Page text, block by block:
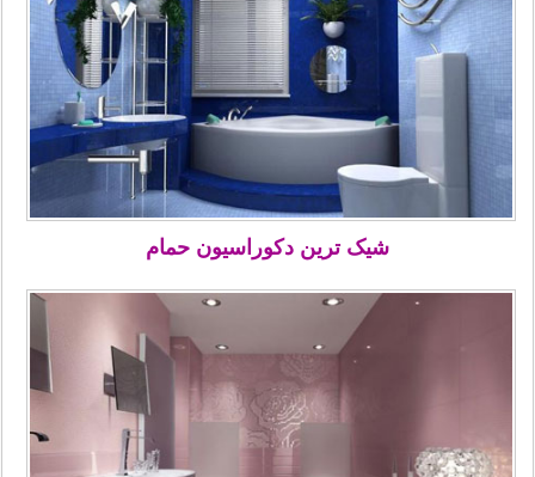
شیک ترین دکوراسیون حمام